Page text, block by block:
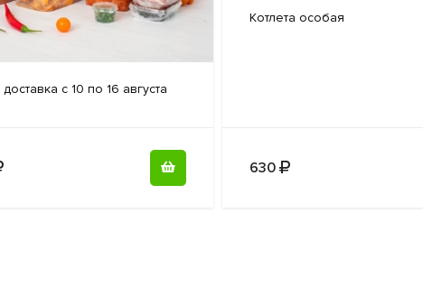
доставка с 10 по 16 августа
Котлета особая
630